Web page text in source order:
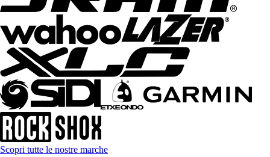
Scopri tutte le nostre marche